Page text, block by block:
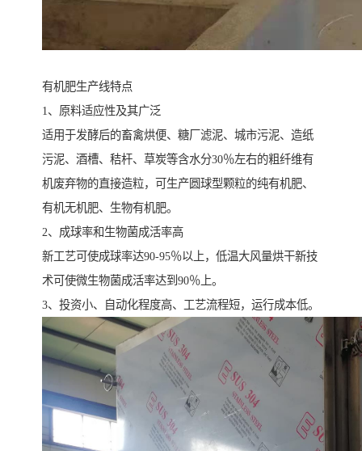
有机肥生产线特点
1、原料适应性及其广泛
适用于发酵后的畜禽烘便、糖厂滤泥、城市污泥、造纸
污泥、酒槽、秸杆、草炭等含水分30％左右的粗纤维有
机废弃物的直接造粒，可生产圆球型颗粒的纯有机肥、
有机无机肥、生物有机肥。
2、成球率和生物菌成活率高
新工艺可使成球率达90-95％以上，低温大风量烘干新技
术可使微生物菌成活率达到90％上。
3、投资小、自动化程度高、工艺流程短，运行成本低。